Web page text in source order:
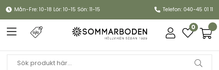
Mån-Fre: 10-18 Lör: 10-15 Sön: 11-15 Telefon: 040-45 01 11
0